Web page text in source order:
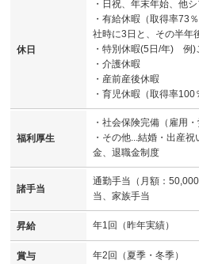
休日
・日祝、年末年始、他シ
・有給休暇（取得率73
社時に3日と、その半年
・特別休暇(5日/年) 例)
・介護休暇
・産前産後休暇
・育児休暇（取得率100
福利厚生
・社会保険完備（雇用
・その他...結婚・出産
金、退職金制度
諸手当
通勤手当（月額：
当、家族手当
昇給 年1回（昨年実績）
賞与 年2回（夏季・冬季）